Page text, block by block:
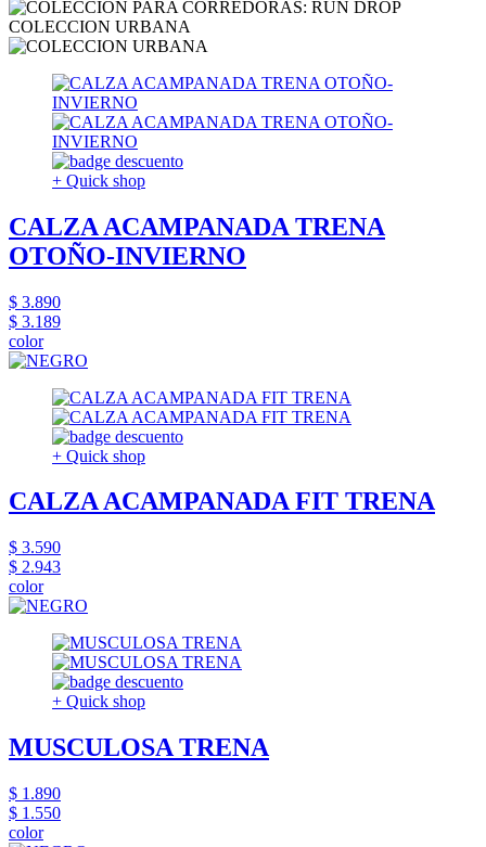
COLECCION URBANA
+ Quick shop
CALZA ACAMPANADA TRENA
OTOÑO-INVIERNO
$ 3.890
$ 3.189
color
+ Quick shop
CALZA ACAMPANADA FIT TRENA
$ 3.590
$ 2.943
color
+ Quick shop
MUSCULOSA TRENA
$ 1.890
$ 1.550
color